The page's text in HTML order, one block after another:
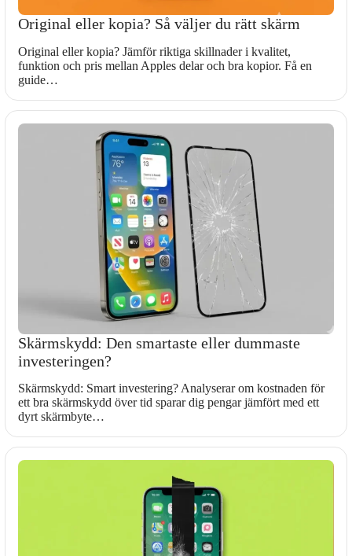
Original eller kopia? Så väljer du rätt skärm
Original eller kopia? Jämför riktiga skillnader i kvalitet,
funktion och pris mellan Apples delar och bra kopior. Få en
guide…
Skärmskydd: Den smartaste eller dummaste
investeringen?
Skärmskydd: Smart investering? Analyserar om kostnaden för
ett bra skärmskydd över tid sparar dig pengar jämfört med ett
dyrt skärmbyte…